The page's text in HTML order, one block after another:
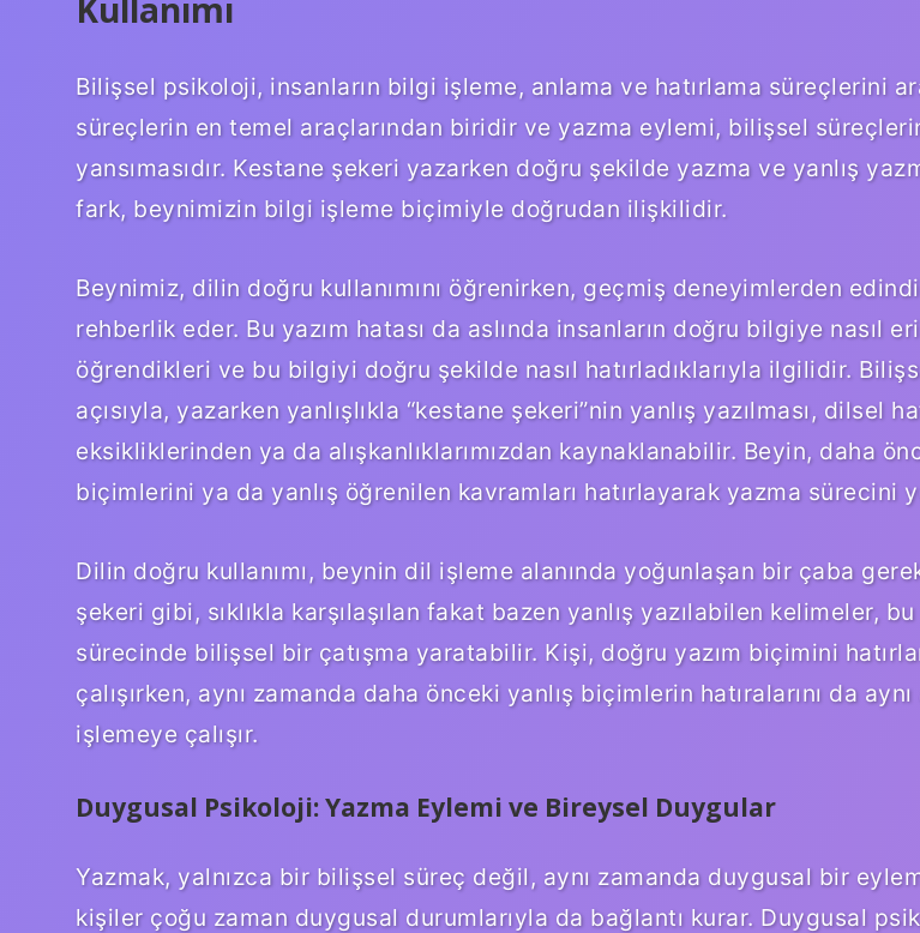
Kullanımı
Bilişsel psikoloji, insanların bilgi işleme, anlama ve hatırlama süreçlerini
süreçlerin en temel araçlarından biridir ve yazma eylemi, bilişsel
yansımasıdır. Kestane şekeri yazarken doğru şekilde yazma ve yanlış
fark, beynimizin bilgi işleme biçimiyle doğrudan ilişkilidir.
Beynimiz, dilin doğru kullanımını öğrenirken, geçmiş deneyimlerden
rehberlik eder. Bu yazım hatası da aslında insanların doğru bilgiye nasıl
öğrendikleri ve bu bilgiyi doğru şekilde nasıl hatırladıklarıyla ilgilidir.
açısıyla, yazarken yanlışlıkla “kestane şekeri”nin yanlış yazılması, dilsel
eksikliklerinden ya da alışkanlıklarımızdan kaynaklanabilir. Beyin, daha
biçimlerini ya da yanlış öğrenilen kavramları hatırlayarak yazma sürecini
Dilin doğru kullanımı, beynin dil işleme alanında yoğunlaşan bir çaba
şekeri gibi, sıklıkla karşılaşılan fakat bazen yanlış yazılabilen kelimeler, bu
sürecinde bilişsel bir çatışma yaratabilir. Kişi, doğru yazım biçimini
çalışırken, aynı zamanda daha önceki yanlış biçimlerin hatıralarını da
işlemeye çalışır.
Duygusal Psikoloji: Yazma Eylemi ve Bireysel Duygular
Yazmak, yalnızca bir bilişsel süreç değil, aynı zamanda duygusal bir
kişiler çoğu zaman duygusal durumlarıyla da bağlantı kurar. Duygusal